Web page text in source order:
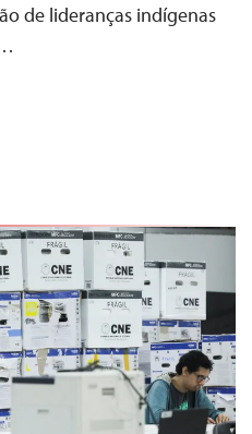
de lideranças indígenas